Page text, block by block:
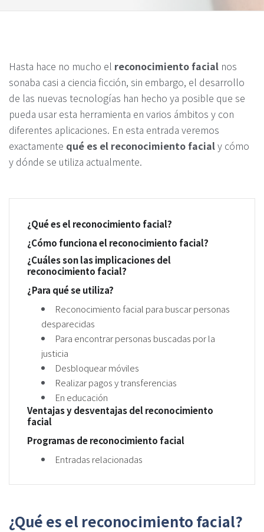
Hasta hace no mucho el reconocimiento facial nos
sonaba casi a ciencia ficción, sin embargo, el desarrollo
de las nuevas tecnologías han hecho ya posible que se
pueda usar esta herramienta en varios ámbitos y con
diferentes aplicaciones. En esta entrada veremos
exactamente qué es el reconocimiento facialy cómo
y dónde se utiliza actualmente.
¿Qué es el reconocimiento facial?
¿Cómo funciona el reconocimiento facial?
¿Cuáles son las implicaciones del
reconocimiento facial?
¿Para qué se utiliza?
Reconocimiento facial para buscar personas
desparecidas
Para encontrar personas buscadas por la
justicia
Desbloquear móviles
Realizar pagos y transferencias
En educación
Ventajas y desventajas del reconocimiento
facial
Programas de reconocimiento facial
Entradas relacionadas
¿Qué es el reconocimiento facial?